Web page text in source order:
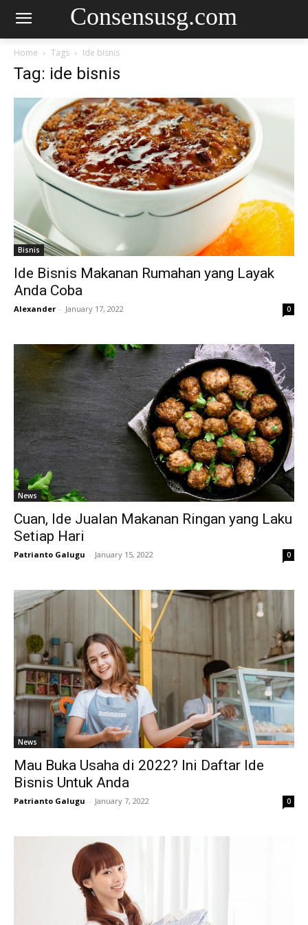
Consensusg.com
Home Tags Ide bisnis
Tag: ide bisnis
Bisnis
Ide Bisnis Makanan Rumahan yang Layak
Anda Coba
Alexander - January 17, 2022 0
News
Cuan, Ide Jualan Makanan Ringan yang Laku
Setiap Hari
Patrianto Galugu - January 15, 2022 0
News
Mau Buka Usaha di 2022? Ini Daftar Ide
Bisnis Untuk Anda
Patrianto Galugu - January 7, 2022 0